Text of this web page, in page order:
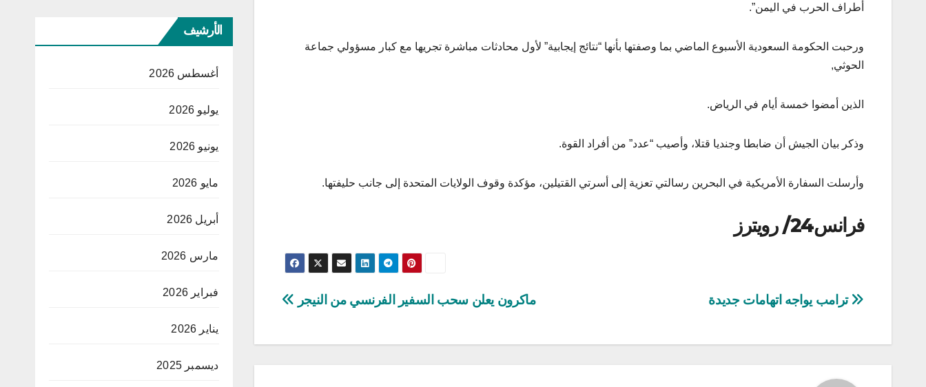
أطراف الحرب في اليمن”.
ورحبت الحكومة السعودية الأسبوع الماضي بما وصفتها بأنها “نتائج إيجابية” لأول محادثات مباشرة تجريها مع كبار مسؤولي جماعة
الحوثي,
الذين أمضوا خمسة أيام في الرياض.
وذكر بيان الجيش أن ضابطا وجنديا قتلا، وأصيب “عدد” من أفراد القوة.
وأرسلت السفارة الأمريكية في البحرين رسالتي تعزية إلى أسرتي القتيلين، مؤكدة وقوف الولايات المتحدة إلى جانب حليفتها.
فرانس24/ رويترز
تصفّح
ماكرون يعلن سحب السفير الفرنسي من النيجر ترامب يواجه اتهامات جديدة
الأرشيف
أغسطس 2026
يوليو 2026
يونيو 2026
مايو 2026
أبريل 2026
مارس 2026
فبراير 2026
يناير 2026
ديسمبر 2025